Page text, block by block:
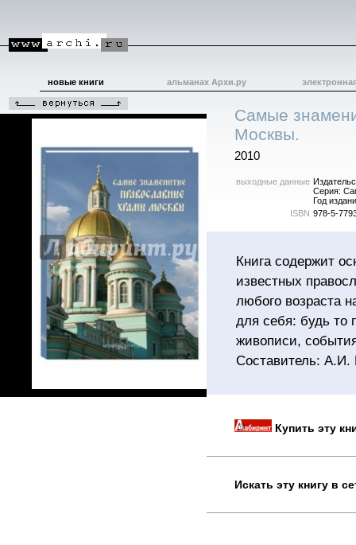
новые книги альманах Архи.ру
Самые
Москвы.
2010
выходные данные
Серия:
Год
ISBN 978-5-
Книга содержит
известных
любого возраста
для себя: будь то
живописи,
Составитель: А.И.
Купить эту
Искать эту книгу в